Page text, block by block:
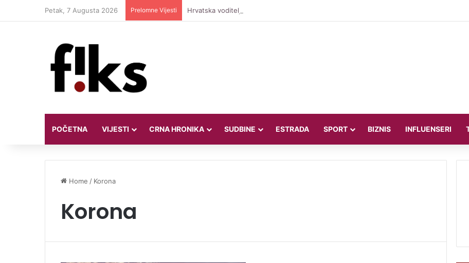
Petak, 7 Augusta 2026 Prelomne Vijesti Hrvatska voditeljica Valentina Miletić koju porede s Dilettom Leotom oduševila pozirajući
POČETNA VIJESTI CRNA HRONIKA SUDBINE ESTRADA SPORT BIZNIS INFLUENSERI
Home / Korona
Korona